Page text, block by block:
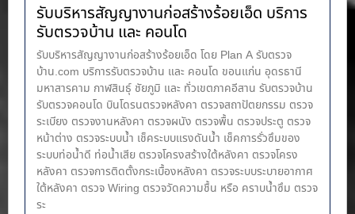
รับบริหารสัญญางานก่อสร้างร้อยเอ็ด บริการ
รับตรวจบ้าน และ คอนโด
รับบริหารสัญญางานก่อสร้างร้อยเอ็ด โดย Plan A รับตรวจ
บ้าน.com บริการรับตรวจบ้าน และ คอนโด ขอนแก่น อุดรธานี
มหาสารคาม กาฬสินธุ์ ชัยภูมิ และ ทั่วเขตภาคอีสาน รับตรวจบ้าน
รับตรวจคอนโด บินโดรนตรวจหลังคา ตรวจสถาปัตยกรรม ตรวจ
ระเบียง ตรวจงานหลังคา ตรวจผนัง ตรวจพื้น ตรวจประตู ตรวจ
หน้าต่าง​ ตรวจระบบน้ำ เช็คระบบแรงดันน้ำ เช็คการรั่วซึมของ
ระบบท่อน้ำ​ดี ท่อน้ำ​เสีย ตรวจโครงสร้างใต้หลังคา ตรวจโครง
หลังคา ตรวจการติดตั้งกระเบื้องหลังคา ตรวจระบบระบายอากาศ
ใต้หลังคา ตรวจ Wiring ตรวจวัดความชื้น หรือ คราบน้ำซึม ตรวจ
ระ